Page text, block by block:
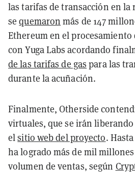
las tarifas de transacción en la
sequemaron más de 147
Ethereum en el procesamiento
con Yuga Labs acordando
de las tarifas de gas para las
durante la acuñación.
Finalmente, Otherside
virtuales, que se irán
elsitio web del proyecto.
ha logrado más de mil
volumen de ventas, según